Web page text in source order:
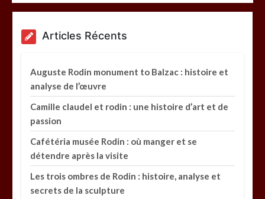
Articles Récents
Auguste Rodin monument to Balzac : histoire et
analyse de l’œuvre
Camille claudel et rodin : une histoire d’art et de
passion
Cafétéria musée Rodin : où manger et se
détendre après la visite
Les trois ombres de Rodin : histoire, analyse et
secrets de la sculpture